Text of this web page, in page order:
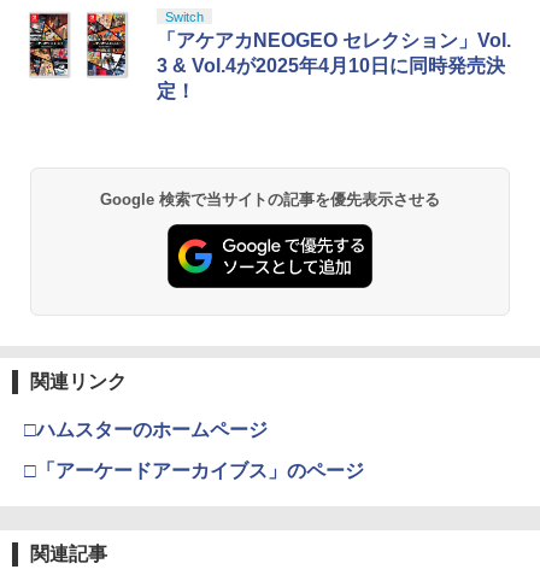
パープル オレンジ シューティングゲー
ム アクションゲーム プレステ プレステ5
プレステ4
ゲームコントローラー収納ラック ゲーム
機 4台置き 収納 収納 プロコン 4連 仕切
り XBOX リングコン ONE ジョイコン P
C 多機種対応 SWITCH コントローラー
スタンド PS5 コントローラー ゲームコ
て
PS5 Pro 冷却ファン PS5スリム用 冷却
￥1,380
【新品】【ETC_G】スーパーマリオ キ
ャラクターライト（スーパーキノコ）[在
4
【新品】【ETC_G】スーパーマリオ キ
庫品]
￥3,978
新品北米版Blu-ray！＜『海がきこえ
月智充監督作品/スタジオジブリ）
新パッケージ 劇場版 北米版 ブルーレ
1
スプラトゥーン レイダース|オンライン
コード版
スプラトゥーン レイダース -Switch2
1
PlayStation 5 デジタル・エディション
日本語専用 Console Language: Japan
ese only (CFI-2200B01)
Beast of Reincarnation -PS5 【特典】
プロダクトコード 封入
￥7,286
￥11,980
1
【純正品】Xbox ワイヤレス コントロー
ラー + USB-C® ケーブル
2
【純正品】Xbox ワイヤレス コントロー
ラー (ロボット ホワイト)
￥7,681
【純正品】Xbox ワイヤレス コントロー
4
【純正品】Xbox 充電式バッテリー + US
1
劇場版「鬼滅の刃」無限城編 第一章 猗
窩座再来 通常版 [Blu-ray]
劇場版「鬼滅の刃」無限城編 第一章 猗
窩座再来 通常版 [DVD]
￥3,523
(オリジナル特典:オリジナル巾着＋メー
カー特典:【坤と離】二振りの剣、十翼よ
り来たる！スタジオ描き下ろしイラスト
ボード付) [Blu-ray]
Switch
「アケアカNEOGEO セレクション」Vol.
3 & Vol.4が2025年4月10日に同時発売決
定！
Google 検索で当サイトの記事を優先表示させる
関連リンク
□ハムスターのホームページ
□「アーケードアーカイブス」のページ
関連記事